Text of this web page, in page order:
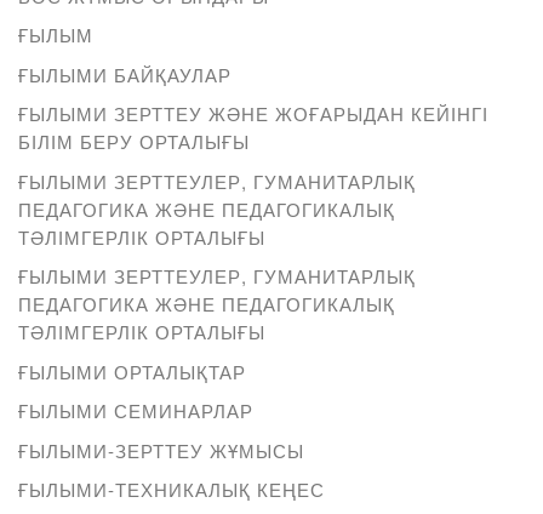
ҒЫЛЫМ
ҒЫЛЫМИ БАЙҚАУЛАР
ҒЫЛЫМИ ЗЕРТТЕУ ЖӘНЕ ЖОҒАРЫДАН КЕЙІНГІ
БІЛІМ БЕРУ ОРТАЛЫҒЫ
ҒЫЛЫМИ ЗЕРТТЕУЛЕР, ГУМАНИТАРЛЫҚ
ПЕДАГОГИКА ЖӘНЕ ПЕДАГОГИКАЛЫҚ
ТӘЛІМГЕРЛІК ОРТАЛЫҒЫ
ҒЫЛЫМИ ЗЕРТТЕУЛЕР, ГУМАНИТАРЛЫҚ
ПЕДАГОГИКА ЖӘНЕ ПЕДАГОГИКАЛЫҚ
ТӘЛІМГЕРЛІК ОРТАЛЫҒЫ
ҒЫЛЫМИ ОРТАЛЫҚТАР
ҒЫЛЫМИ СЕМИНАРЛАР
ҒЫЛЫМИ-ЗЕРТТЕУ ЖҰМЫСЫ
ҒЫЛЫМИ-ТЕХНИКАЛЫҚ КЕҢЕС